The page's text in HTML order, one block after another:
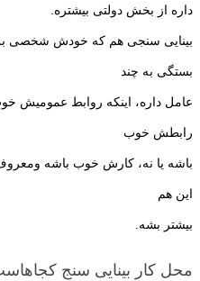
داره از بخش دولتی بیشتره.
بینایی سنجی هم که خودش شخصی
بستگی به چند
عامل داره، اینکه روابط عمومیش
رابطش خوب
باشه یا نه، کارش خوب باشه
این هم
بیشتر بشه.
محل کار بینایی سنج